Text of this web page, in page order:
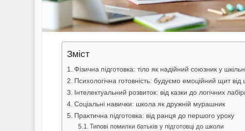
Зміст
Фізична підготовка: тіло як надійний союзник у
Психологічна готовність: будуємо емоційний щит від
Інтелектуальний розвиток: від казки до логічних
Соціальні навички: школа як дружній мурашник
Практична підготовка: від ранця до першого уроку
Типові помилки батьків у підготовці до школи